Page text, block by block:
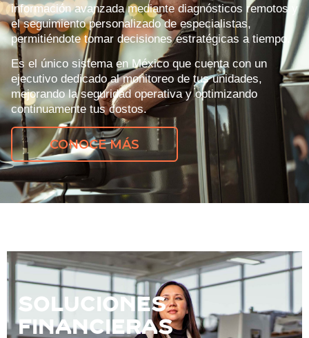
información avanzada mediante diagnósticos remotos y
el seguimiento personalizado de especialistas,
permitiéndote tomar decisiones estratégicas a tiempo.
Es el único sistema en México que cuenta con un
ejecutivo dedicado al monitoreo de tus unidades,
mejorando la seguridad operativa y optimizando
continuamente tus costos.
CONOCE MÁS
Soluciones
financieras